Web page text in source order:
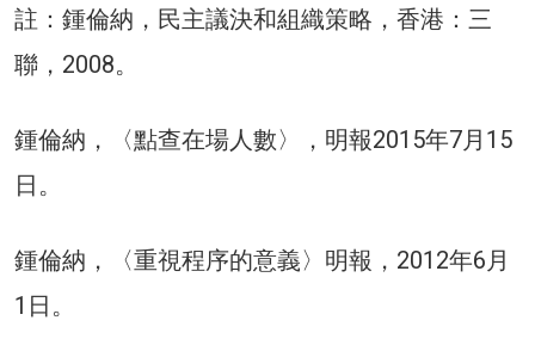
註：鍾倫納，民主議決和組織策略，香港：三
聯，2008。
鍾倫納，〈點查在場人數〉，明報2015年7月15
日。
鍾倫納，〈重視程序的意義〉明報，2012年6月
1日。